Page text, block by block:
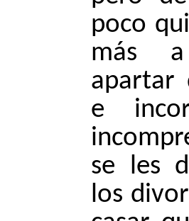
poco
más
apartar
e
se les
los